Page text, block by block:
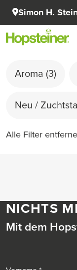
Simon H.
Aroma (3)
Neu /
Alle Filter
NICHTS
Mit dem